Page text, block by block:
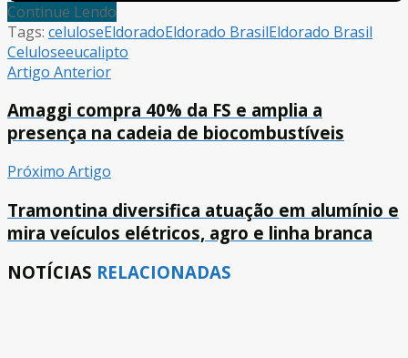
Continue Lendo
Tags: celuloseEldoradoEldorado BrasilEldorado Brasil
Celuloseeucalipto
Artigo Anterior
Amaggi compra 40% da FS e amplia a
presença na cadeia de biocombustíveis
Próximo Artigo
Tramontina diversifica atuação em alumínio e
mira veículos elétricos, agro e linha branca
NOTÍCIAS RELACIONADAS